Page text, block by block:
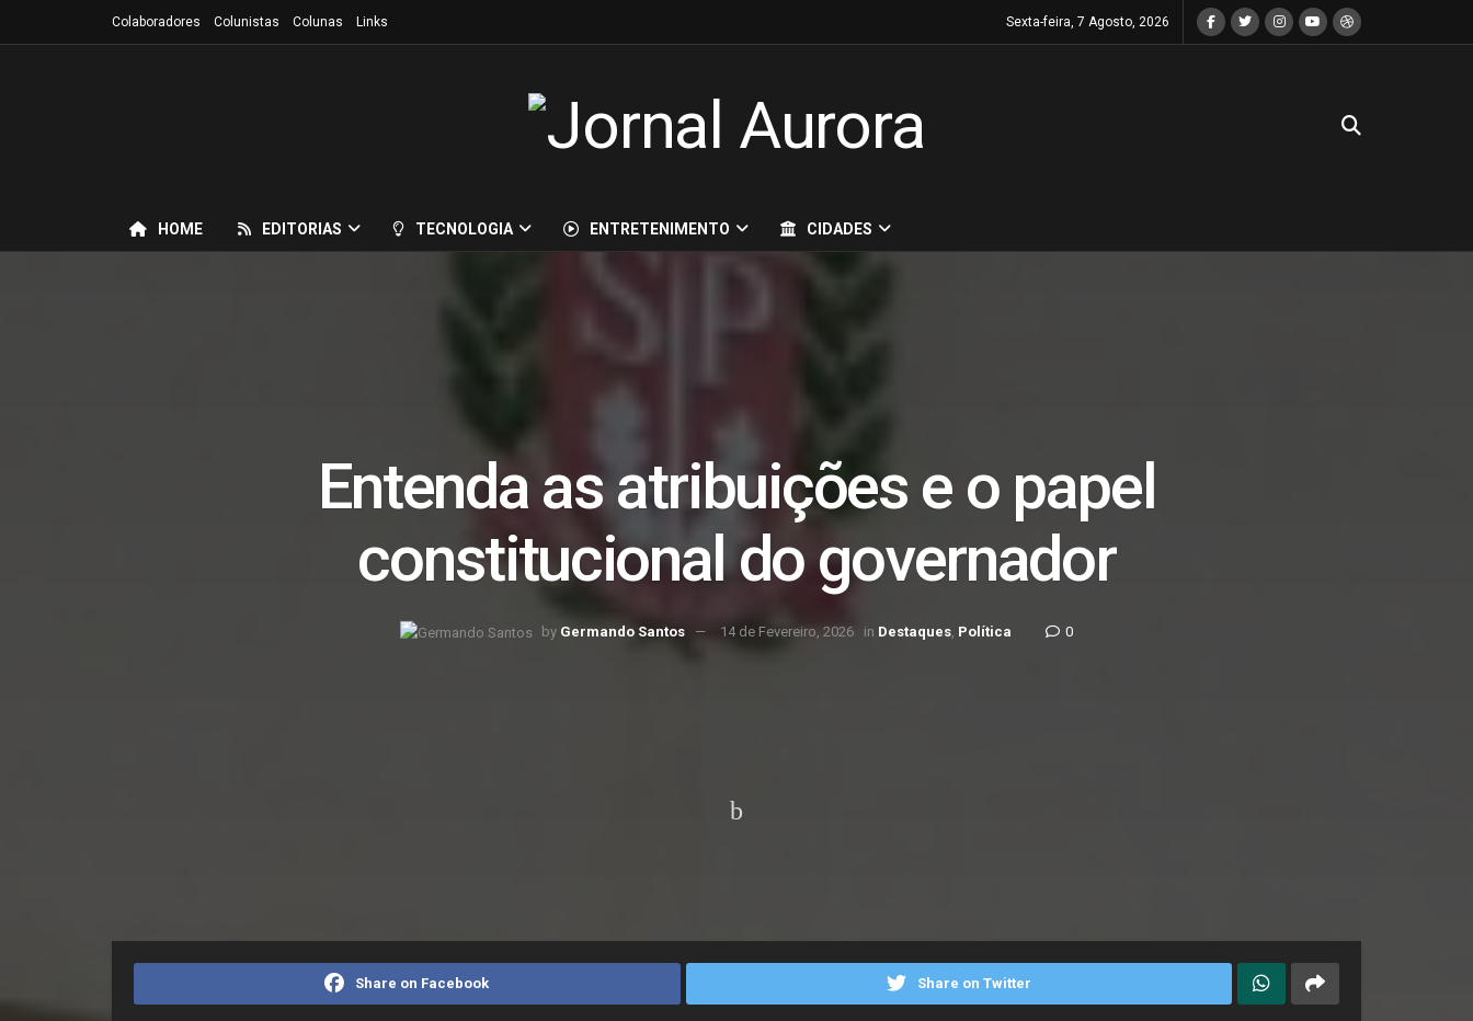
Colaboradores Colunistas Colunas Links Sexta-feira, 7 Agosto, 2026
HOME EDITORIAS TECNOLOGIA ENTRETENIMENTO CIDADES
Entenda as atribuições e o papel
constitucional do governador
by Germando Santos 14 de Fevereiro, 2026 in Destaques, Política 0
Share on Facebook Share on Twitter